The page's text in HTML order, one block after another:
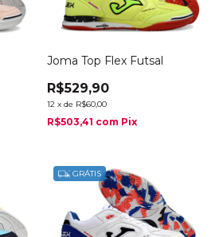
Joma Top Flex Futsal
R$529,90
12 x de R$60,00
R$503,41 com Pix
GRÁTIS